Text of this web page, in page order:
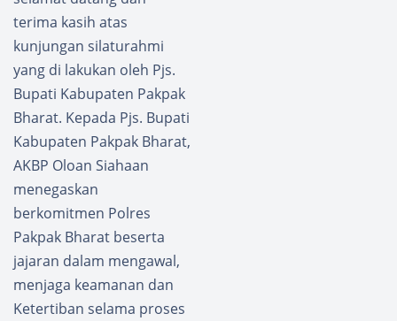
terima kasih atas
kunjungan silaturahmi
yang di lakukan oleh Pjs.
Bupati Kabupaten Pakpak
Bharat. Kepada Pjs. Bupati
Kabupaten Pakpak Bharat,
AKBP Oloan Siahaan
menegaskan
berkomitmen Polres
Pakpak Bharat beserta
jajaran dalam mengawal,
menjaga keamanan dan
Ketertiban selama proses